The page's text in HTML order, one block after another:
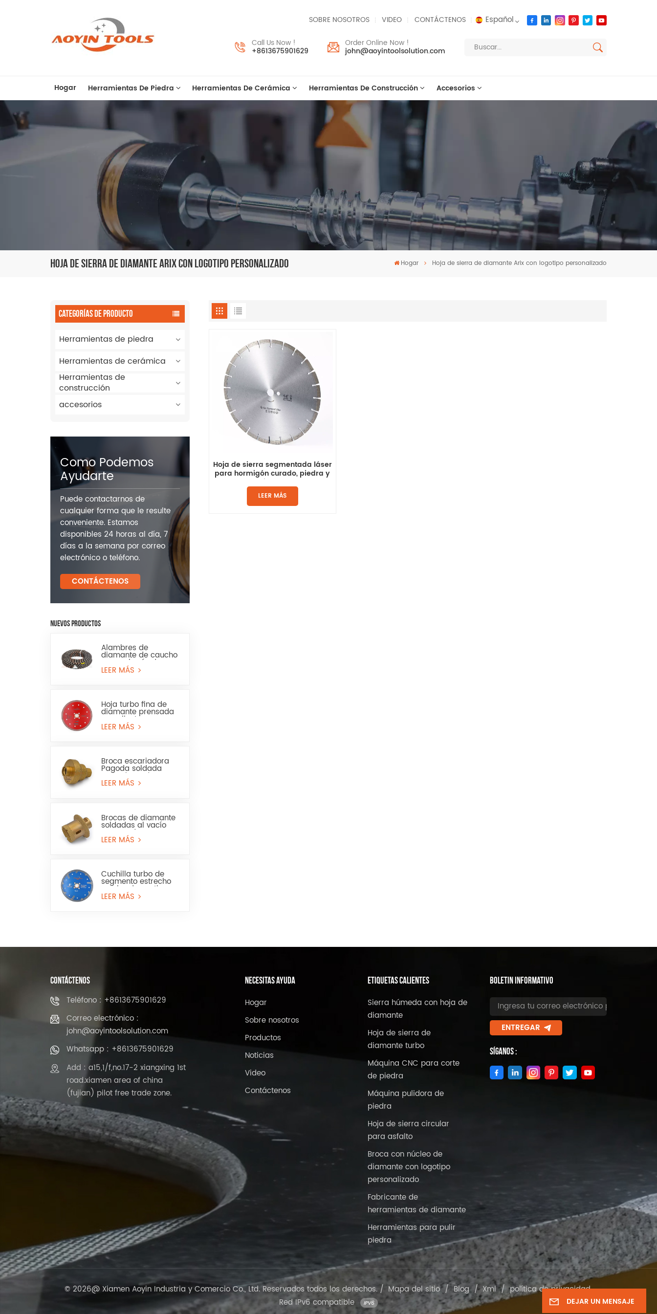
SOBRE NOSOTROS VIDEO CONTÁCTENOS Español
русский
Call Us Now !
+8613675901629
Order Online Now !
john@aoyintoolsolution.com
Hogar Herramientas De Piedra Herramientas De Cerámica Herramientas De Construcción Accesorios
Hoja De Sierra De Diamante Arix Con Logotipo Personalizado Hogar Hoja de sierra de diamante Arix con logotipo personalizado
CATEGORÍAS DE PRODUCTO
Herramientas de piedra
Herramientas de cerámica
Herramientas de
construcción
accesorios
Como Podemos
Ayudarte
Puede contactarnos de
cualquier forma que le resulte
conveniente. Estamos
disponibles 24 horas al día, 7
días a la semana por correo
electrónico o teléfono.
CONTÁCTENOS
NUEVOS PRODUCTOS
Alambres de
diamante de caucho
para minería de
granito y arenisca
LEER MÁS
Hoja turbo fina de
diamante prensada
en caliente para
granito, mármol, uso
LEER MÁS
Broca escariadora
Pagoda soldada
para sierra de
corona para mármol
LEER MÁS
Brocas de diamante
soldadas al vacío
para perforar
baldosas de
LEER MÁS
Cuchilla turbo de
segmento estrecho
con borde continuo
para granito y piedra
LEER MÁS
Hoja de sierra segmentada láser
para hormigón curado, piedra y
materiales duros
LEER MÁS
CONTÁCTENOS
Teléfono : +8613675901629
Correo electrónico :
john@aoyintoolsolution.com
Whatsapp : +8613675901629
Add : a15,1/f,no.17-2 xiangxing 1st
road.xiamen area of china
(fujian) pilot free trade zone.
NECESITAS AYUDA
Hogar
Sobre nosotros
Productos
Noticias
Video
Contáctenos
ETIQUETAS CALIENTES
Sierra húmeda con hoja de
diamante
Hoja de sierra de
diamante turbo
Máquina CNC para corte
de piedra
Máquina pulidora de
piedra
Hoja de sierra circular
para asfalto
Broca con núcleo de
diamante con logotipo
personalizado
Fabricante de
herramientas de diamante
Herramientas para pulir
piedra
BOLETIN INFORMATIVO
ENTREGAR
Síganos :
© 2026@ Xiamen Aoyin Industria y Comercio Co., Ltd. Reservados todos los derechos. / Mapa del sitio/ Blog /Xml/ política de privacidad
Red IPv6 compatible
DEJAR UN MENSAJE